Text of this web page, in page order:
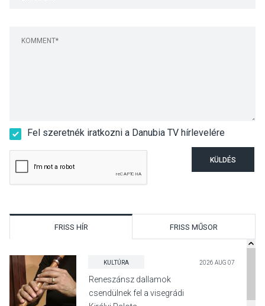
Fel szeretnék iratkozni a Danubia TV hírlevelére
KÜLDÉS
FRISS HÍR FRISS MŰSOR
KULTÚRA 2026 AUG 07
Reneszánsz dallamok
csendülnek fel a visegrádi